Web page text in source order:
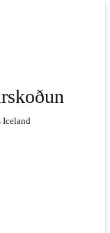
Iceland